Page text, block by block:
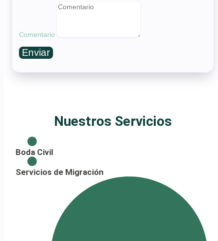
Comentario
Enviar
Nuestros Servicios
Boda Civil
Servicios de Migración